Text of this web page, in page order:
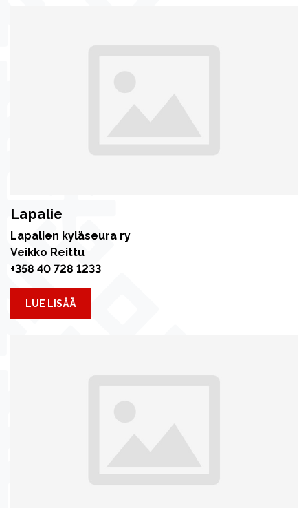
Lapalie
Lapalien kyläseura ry
Veikko Reittu
+358 40 728 1233
LUE LISÄÄ